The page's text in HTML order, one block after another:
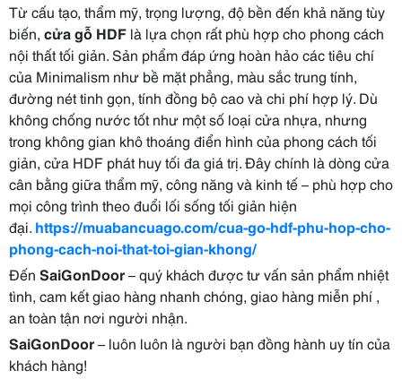
Từ cấu tạo, thẩm mỹ, trọng lượng, độ bền đến khả năng tùy
biến, cửa gỗ HDF là lựa chọn rất phù hợp cho phong cách
nội thất tối giản. Sản phẩm đáp ứng hoàn hảo các tiêu chí
của Minimalism như bề mặt phẳng, màu sắc trung tính,
đường nét tinh gọn, tính đồng bộ cao và chi phí hợp lý. Dù
không chống nước tốt như một số loại cửa nhựa, nhưng
trong không gian khô thoáng điển hình của phong cách tối
giản, cửa HDF phát huy tối đa giá trị. Đây chính là dòng cửa
cân bằng giữa thẩm mỹ, công năng và kinh tế – phù hợp cho
mọi công trình theo đuổi lối sống tối giản hiện
đại. https://muabancuago.com/cua-go-hdf-phu-hop-cho-
phong-cach-noi-that-toi-gian-khong/
Đến SaiGonDoor– quý khách được tư vấn sản phẩm nhiệt
tình, cam kết giao hàng nhanh chóng, giao hàng miễn phí ,
an toàn tận nơi người nhận.
SaiGonDoor– luôn luôn là người bạn đồng hành uy tín của
khách hàng!